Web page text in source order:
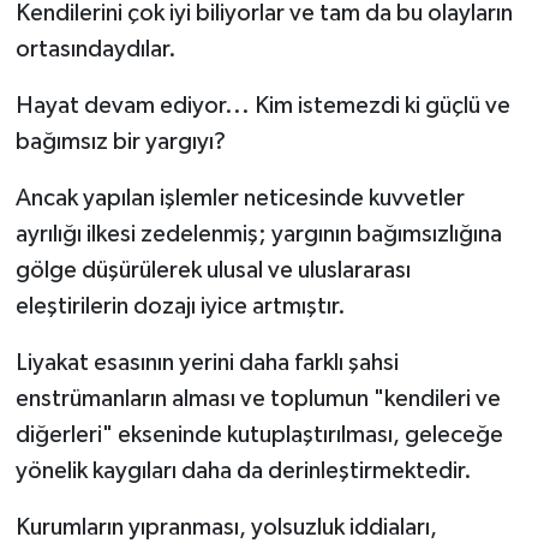
Kendilerini çok iyi biliyorlar ve tam da bu olayların
ortasındaydılar.
Hayat devam ediyor... Kim istemezdi ki güçlü ve
bağımsız bir yargıyı?
Ancak yapılan işlemler neticesinde kuvvetler
ayrılığı ilkesi zedelenmiş; yargının bağımsızlığına
gölge düşürülerek ulusal ve uluslararası
eleştirilerin dozajı iyice artmıştır.
Liyakat esasının yerini daha farklı şahsi
enstrümanların alması ve toplumun "kendileri ve
diğerleri" ekseninde kutuplaştırılması, geleceğe
yönelik kaygıları daha da derinleştirmektedir.
Kurumların yıpranması, yolsuzluk iddiaları,